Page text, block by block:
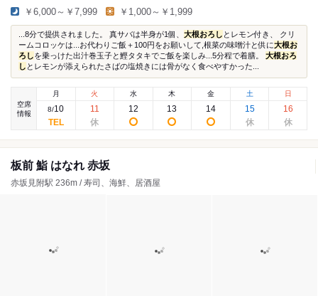
￥6,000～￥7,999 ￥1,000～￥1,999
...8分で提供されました。 真サバは半身が1個、 大根おろし とレモン付き、 クリ
ームコロッケは...お代わりご飯＋100円をお願いして,根菜の味噌汁と供に大根お
ろしを乗っけた出汁巻玉子と鰹タタキでご飯を楽しみ...5分程で着膳。 大根おろ
し とレモンが添えられたさばの塩焼きには骨がなく食べやすかった...
空席
情報
月
8/10
火
11
水
12
木
13
金
14
土
15
日
16
板前 鮨 はなれ 赤坂
赤坂見附駅 236m / 寿司、海鮮、居酒屋